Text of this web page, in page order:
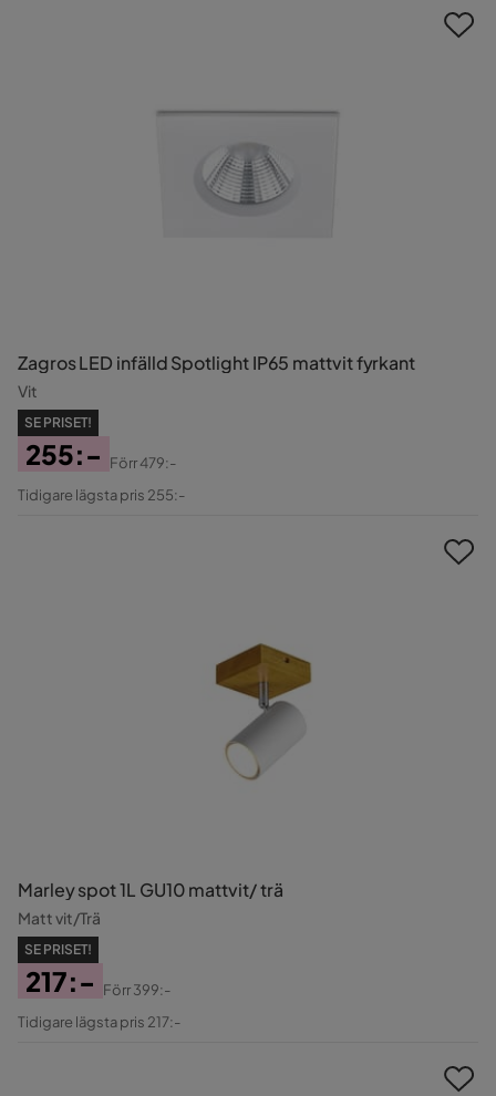
Zagros LED infälld Spotlight IP65 mattvit fyrkant
Vit
SE PRISET!
Pris
255:-
Original
Förr479:-
Tidigare lägsta pris 255:-
Marley spot 1L GU10 mattvit/ trä
Matt vit/Trä
SE PRISET!
Pris
217:-
Original
Förr399:-
Tidigare lägsta pris 217:-